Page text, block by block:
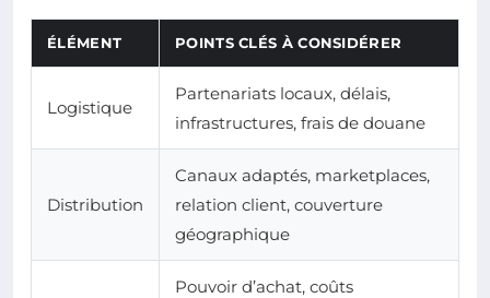
ÉLÉMENT POINTS CLÉS À CONSIDÉRER
Logistique
Partenariats locaux, délais,
infrastructures, frais de douane
Distribution
Canaux adaptés, marketplaces,
relation client, couverture
géographique
Pouvoir d’achat, coûts